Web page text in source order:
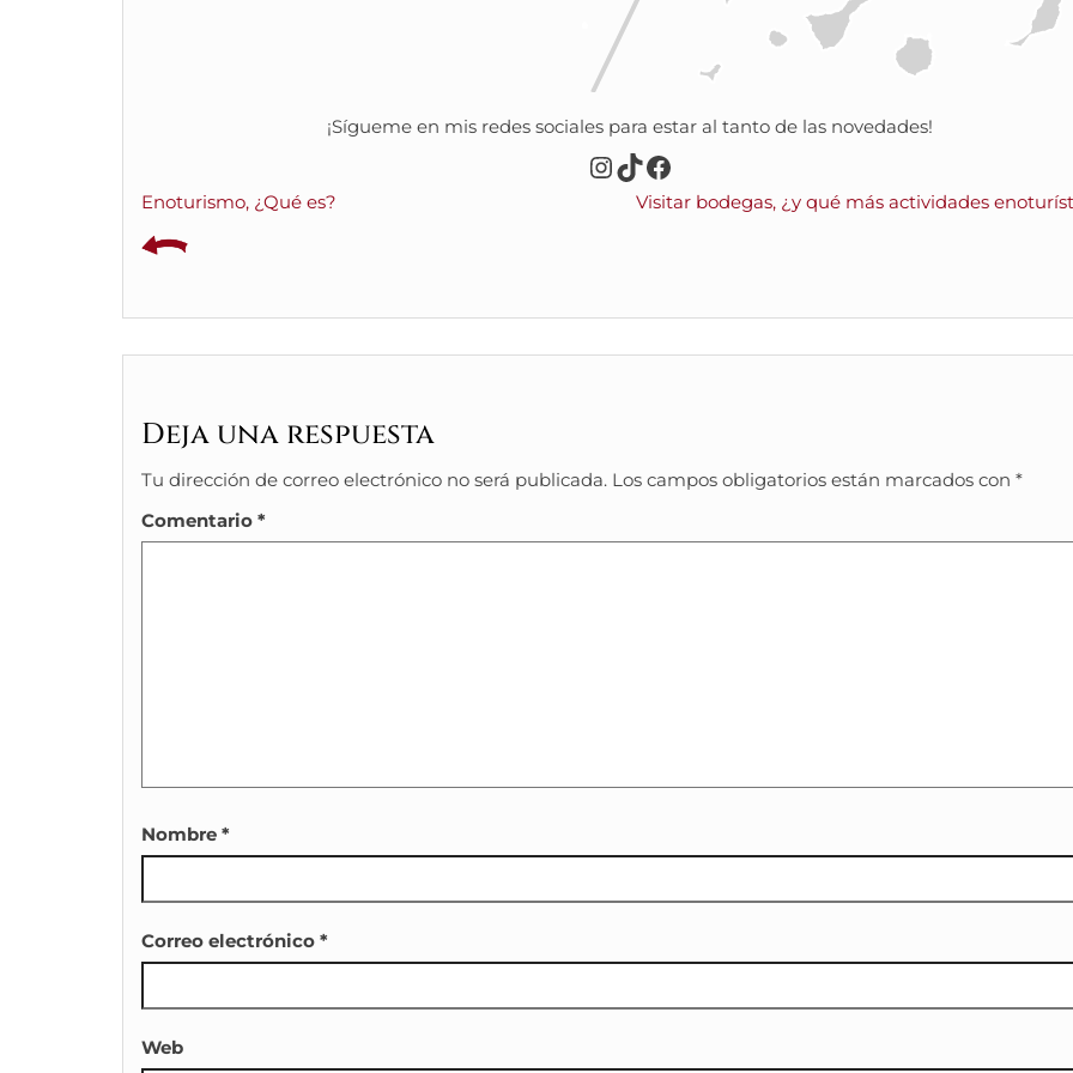
¡Sígueme en mis redes sociales para estar al tanto de las novedades!
Instagram
TikTok
Facebook
Enoturismo, ¿Qué es? Visitar bodegas, ¿y qué más actividades
Deja una respuesta
Tu dirección de correo electrónico no será publicada. Los campos obligatorios están marcados con *
Comentario *
Nombre *
Correo electrónico *
Web